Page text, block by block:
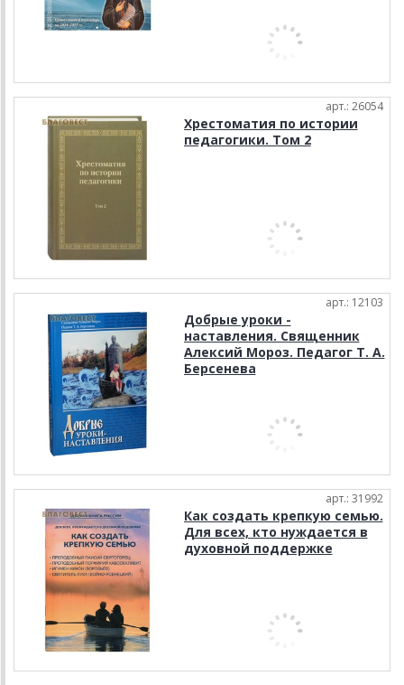
арт.: 26054
Хрестоматия по истории
педагогики. Том 2
арт.: 12103
Добрые уроки -
наставления. Священник
Алексий Мороз. Педагог Т. А.
Берсенева
арт.: 31992
Как создать крепкую семью.
Для всех, кто нуждается в
духовной поддержке